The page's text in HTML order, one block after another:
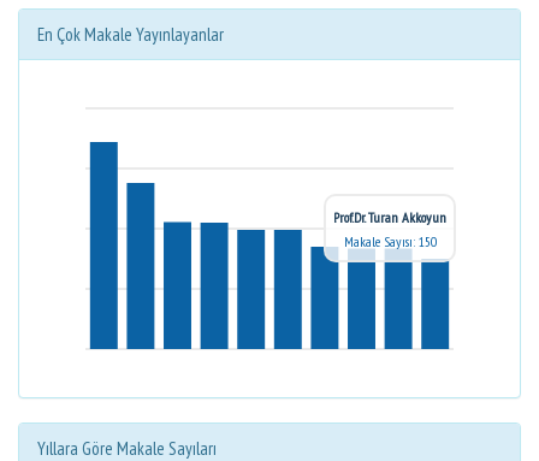
En Çok Makale Yayınlayanlar
Prof.Dr. Turan Akkoyun
Makale Sayısı: 150
Yıllara Göre Makale Sayıları